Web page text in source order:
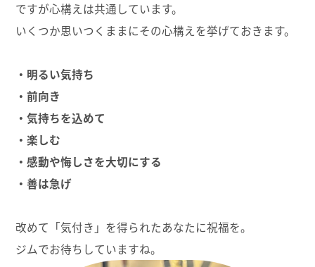
ですが心構えは共通しています。
いくつか思いつくままにその心構えを挙げておきます。
・明るい気持ち
・前向き
・気持ちを込めて
・楽しむ
・感動や悔しさを大切にする
・善は急げ
改めて「気付き」を得られたあなたに祝福を。
ジムでお待ちしていますね。